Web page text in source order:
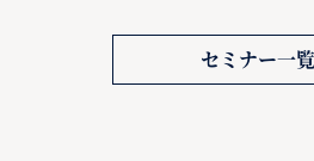
セミナー一